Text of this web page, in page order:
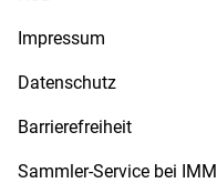
Impressum
Datenschutz
Barrierefreiheit
Sammler-Service bei IMM